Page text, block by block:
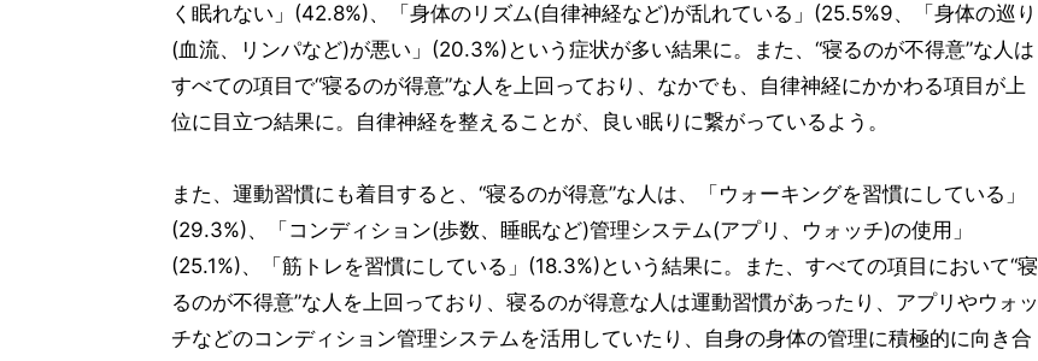
く眠れない」(42.8%)、「身体のリズム(自律神経など)が乱れている」(25.5%9、「身体の巡り
(血流、リンパなど)が悪い」(20.3%)という症状が多い結果に。また、“寝るのが不得意”な人は
すべての項目で“寝るのが得意”な人を上回っており、なかでも、自律神経にかかわる項目が上
位に目立つ結果に。自律神経を整えることが、良い眠りに繋がっているよう。
また、運動習慣にも着目すると、“寝るのが得意”な人は、「ウォーキングを習慣にしている」
(29.3%)、「コンディション(歩数、睡眠など)管理システム(アプリ、ウォッチ)の使用」
(25.1%)、「筋トレを習慣にしている」(18.3%)という結果に。また、すべての項目において“寝
るのが不得意”な人を上回っており、寝るのが得意な人は運動習慣があったり、アプリやウォッ
チなどのコンディション管理システムを活用していたり、自身の身体の管理に積極的に向き合